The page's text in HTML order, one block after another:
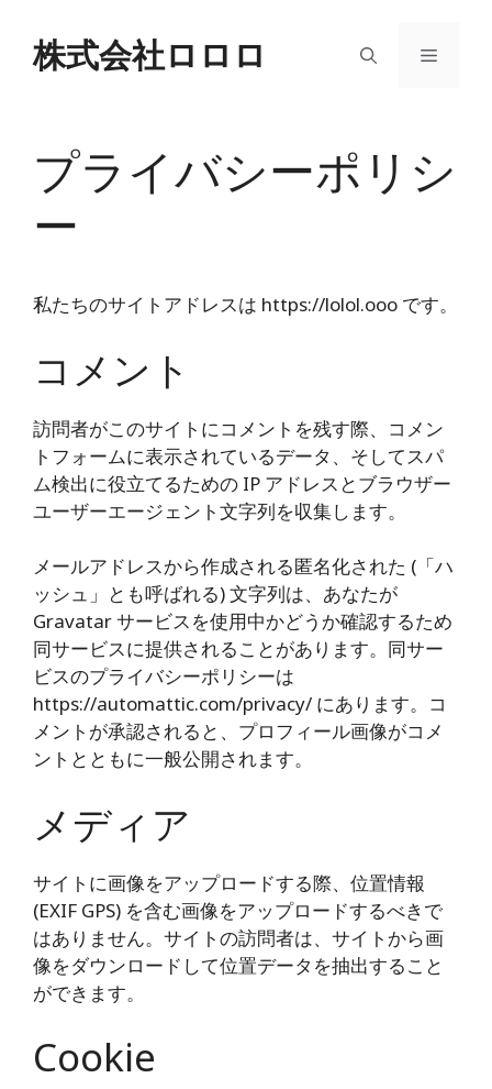
株式会社ロロロ メ
ュ
プライバシーポリシ
ー
私たちのサイトアドレスは https://lolol.ooo です。
コメント
訪問者がこのサイトにコメントを残す際、コメン
トフォームに表示されているデータ、そしてスパ
ム検出に役立てるための IP アドレスとブラウザー
ユーザーエージェント文字列を収集します。
メールアドレスから作成される匿名化された (「ハ
ッシュ」とも呼ばれる) 文字列は、あなたが
Gravatar サービスを使用中かどうか確認するため
同サービスに提供されることがあります。同サー
ビスのプライバシーポリシーは
https://automattic.com/privacy/ にあります。コ
メントが承認されると、プロフィール画像がコメ
ントとともに一般公開されます。
メディア
サイトに画像をアップロードする際、位置情報
(EXIF GPS) を含む画像をアップロードするべきで
はありません。サイトの訪問者は、サイトから画
像をダウンロードして位置データを抽出すること
ができます。
Cookie